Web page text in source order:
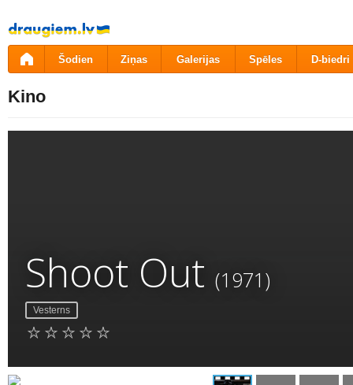
Pāriet
uz
saturu
Šodien Ziņas Galerijas Spēles D-biedri
Kino
Shoot Out (1971)
Vesterns